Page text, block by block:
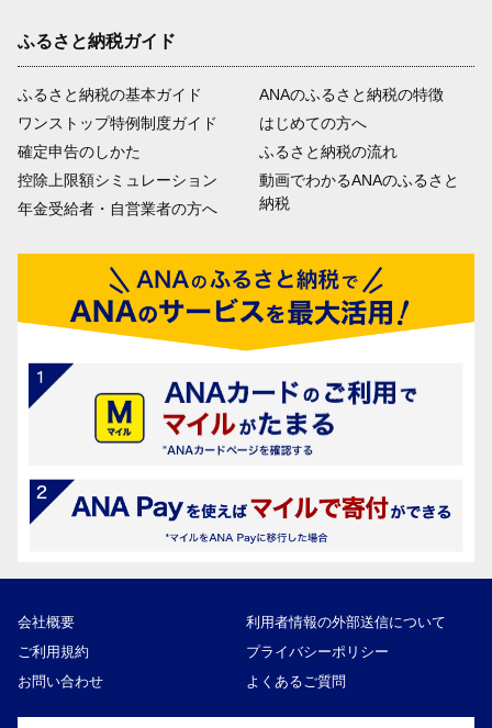
ふるさと納税ガイド
ふるさと納税の基本ガイド
ワンストップ特例制度ガイド
確定申告のしかた
控除上限額シミュレーション
年金受給者・自営業者の方へ
ANAのふるさと納税の特徴
はじめての方へ
ふるさと納税の流れ
動画でわかるANAのふるさと
納税
会社概要
利用者情報の外部送信について
ご利用規約
プライバシーポリシー
お問い合わせ
よくあるご質問